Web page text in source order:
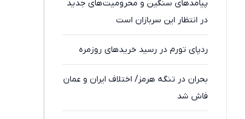
پیامدهای سنگین و محرومیت‌های جدید
در انتظار این سربازان است
ردپای تورم در رسید خریدهای روزمره
بحران در تنگه هرمز/ اختلاف ایران و عمان
فاش شد